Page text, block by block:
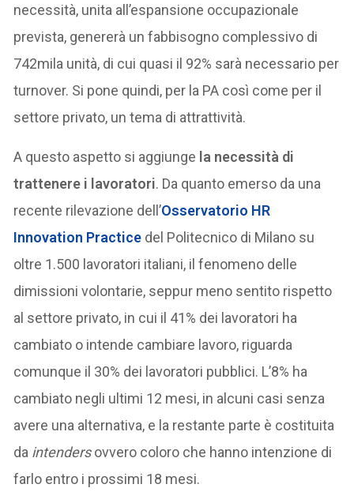
necessità, unita all’espansione occupazionale
prevista, genererà un fabbisogno complessivo di
742mila unità, di cui quasi il 92% sarà necessario per
turnover. Si pone quindi, per la PA così come per il
settore privato, un tema di attrattività.
A questo aspetto si aggiunge la necessità di
trattenere i lavoratori. Da quanto emerso da una
recente rilevazione dell’Osservatorio HR
Innovation Practice del Politecnico di Milano su
oltre 1.500 lavoratori italiani, il fenomeno delle
dimissioni volontarie, seppur meno sentito rispetto
al settore privato, in cui il 41% dei lavoratori ha
cambiato o intende cambiare lavoro, riguarda
comunque il 30% dei lavoratori pubblici. L’8% ha
cambiato negli ultimi 12 mesi, in alcuni casi senza
avere una alternativa, e la restante parte è costituita
da intendersovvero coloro che hanno intenzione di
farlo entro i prossimi 18 mesi.